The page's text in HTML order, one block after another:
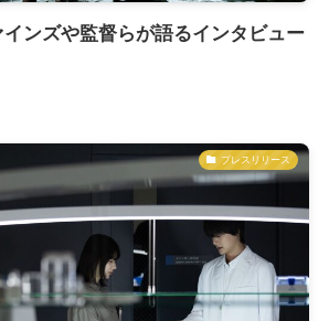
ンズや監督らが語るインタビュー
プレスリリース